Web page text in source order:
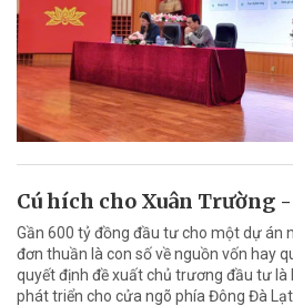
Cú hích cho Xuân Trường
Gần 600 tỷ đồng đầu tư cho một dự án
đơn thuần là con số về nguồn vốn hay
quyết định đề xuất chủ trương đầu tư
phát triển cho cửa ngõ phía Đông Đà Lạt.